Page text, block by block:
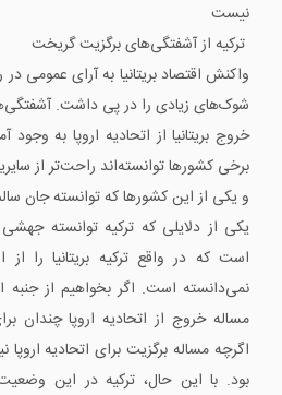
نیست
ترکیه از آشفتگی‌های برگزیت گریخت
واکنش اقتصاد بریتانیا به آرای عمومی در
شوک‌های زیادی را در پی داشت.
خروج بریتانیا از اتحادیه اروپا به
برخی کشورها توانسته‌اند راحت‌تر از
و یکی از این کشورها که توانسته جان
یکی از دلایلی که ترکیه توانسته
است که در واقع ترکیه بریتانیا را
نمی‌دانسته است. اگر بخواهیم از جنبه
مساله خروج از اتحادیه اروپا چندان
اگرچه مساله برگزیت برای اتحادیه
بود. با این حال، ترکیه در این